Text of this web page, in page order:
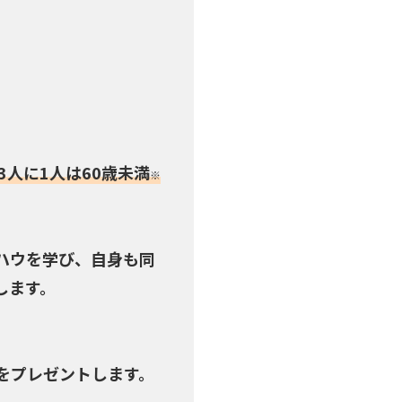
人に1人は60歳未満※
ウを学び、自身も同
す。
レゼントします。